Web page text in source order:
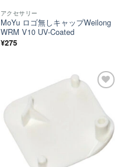
アクセサリー
MoYu ロゴ無しキャップWeilong
WRM V10 UV-Coated
¥275
い！